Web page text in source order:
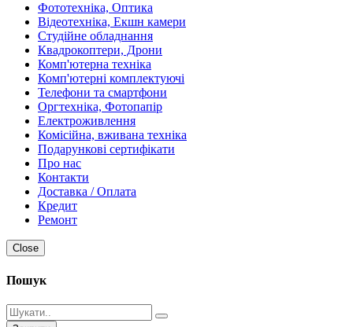
Фототехніка, Оптика
Відеотехніка, Екшн камери
Студійне обладнання
Квадрокоптери, Дрони
Комп'ютерна техніка
Комп'ютерні комплектуючі
Телефони та смартфони
Оргтехніка, Фотопапір
Електроживлення
Комісійна, вживана техніка
Подарункові сертифікати
Про нас
Контакти
Доставка / Оплата
Кредит
Ремонт
Close
Пошук